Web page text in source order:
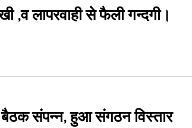
,व लापरवाही से फैली गन्दगी।
बैठक संपन्न, हुआ संगठन विस्तार